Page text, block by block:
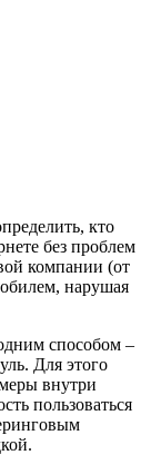
кто
без проблем
компании (от
нарушая
способом –
Для этого
внутри
пользоваться